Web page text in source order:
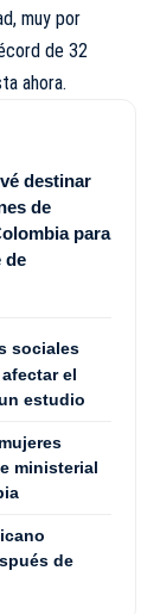
muy por
de 32
ahora.
destinar
de
para
de
sociales
el
estudio
ministerial
de